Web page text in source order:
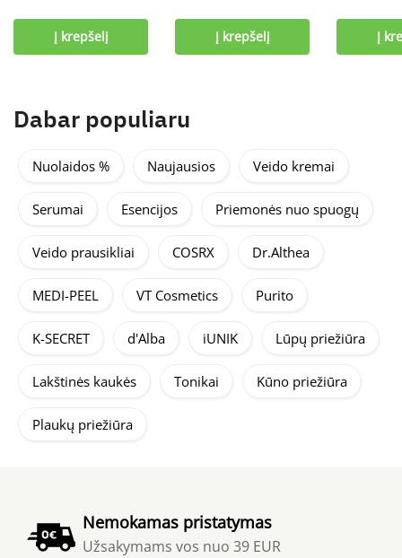
Į krepšelį Į krepšelį Į
Dabar populiaru
Nuolaidos % Naujausios Veido kremai
Serumai Esencijos Priemonės nuo spuogų
Veido prausikliai COSRX Dr.Althea
MEDI-PEEL VT Cosmetics Purito
K-SECRET d'Alba iUNIK Lūpų priežiūra
Lakštinės kaukės Tonikai Kūno priežiūra
Plaukų priežiūra
Nemokamas pristatymas
Užsakymams vos nuo 39 EUR